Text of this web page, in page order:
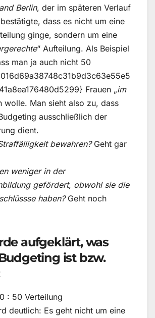
Berlin, der im späteren Verlauf
dass es nicht um eine
ginge, sondern um eine
“ Aufteilung. Als Beispiel
man ja auch nicht 50
Frauen „im
wolle. Man sieht also zu, dass
ausschließlich der
dient.
bewahren?Geht gar
weniger in der
gefördert, obwohl sie die
haben?Geht noch
aufgeklärt, was
ist bzw.
: 50 Verteilung
deutlich: Es geht nicht um eine